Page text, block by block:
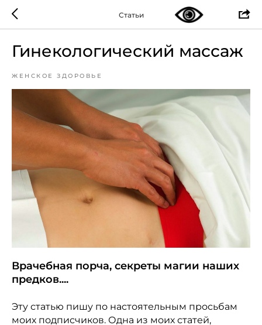
Статьи
Гинекологический массаж
ЖЕНСКОЕ ЗДОРОВЬЕ
Врачебная порча, секреты магии наших
предков....
Эту статью пишу по настоятельным просьбам
моих подписчиков. Одна из моих статей,